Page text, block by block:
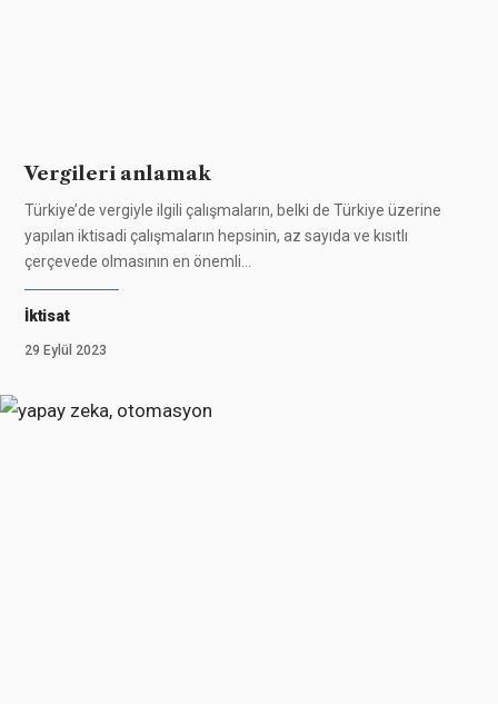
Vergileri anlamak
Türkiye’de vergiyle ilgili çalışmaların, belki de Türkiye üzerine
yapılan iktisadi çalışmaların hepsinin, az sayıda ve kısıtlı
çerçevede olmasının en önemli
İktisat
29 Eylül 2023